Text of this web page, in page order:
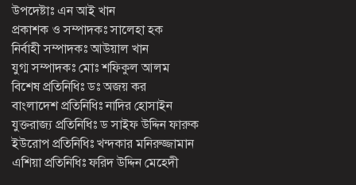
উপদেষ্টাঃ এন আই খান
প্রকাশক ও সম্পাদকঃ সালেহা হক
নির্বাহী সম্পাদকঃ আউয়াল খান
যুগ্ম সম্পাদকঃ মোঃ শফিকুল আলম
বিশেষ প্রতিনিধিঃ ডঃ অজয় কর
বাংলাদেশ প্রতিনিধিঃ নাদির হোসাইন
যুক্তরাজ্য প্রতিনিধিঃ ড সাইফ উদ্দিন ফারুক
ইউরোপ প্রতিনিধিঃ খন্দকার মনিরুজ্জামান
এশিয়া প্রতিনিধিঃ ফরিদ উদ্দিন মেহেদী